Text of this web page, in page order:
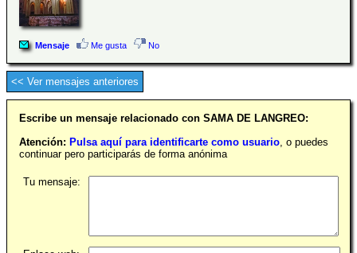
Mensaje Me gusta No
<< Ver mensajes anteriores
Escribe un mensaje relacionado con SAMA DE LANGREO:
Atención: Pulsa aquí para identificarte como usuario, o puedes
continuar pero participarás de forma anónima
Tu mensaje: